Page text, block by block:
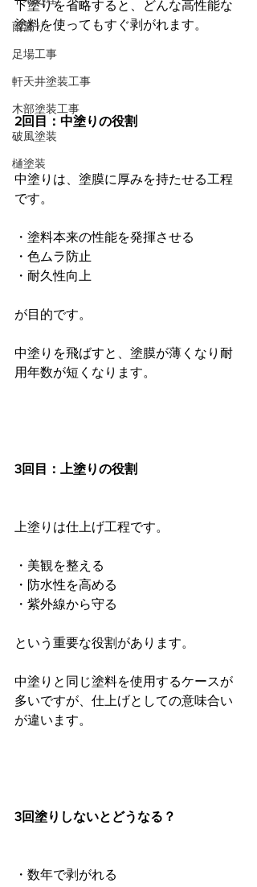
雨漏り
足場工事
軒天井塗装工事
木部塗装工事
破風塗装
樋塗装
下塗りを省略すると、どんな高性能な
塗料を使ってもすぐ剥がれます。
2回目：中塗りの役割
中塗りは、塗膜に厚みを持たせる工程
です。
・塗料本来の性能を発揮させる
・色ムラ防止
・耐久性向上
が目的です。
中塗りを飛ばすと、塗膜が薄くなり耐
用年数が短くなります。
3回目：上塗りの役割
上塗りは仕上げ工程です。
・美観を整える
・防水性を高める
・紫外線から守る
という重要な役割があります。
中塗りと同じ塗料を使用するケースが
多いですが、仕上げとしての意味合い
が違います。
3回塗りしないとどうなる？
・数年で剥がれる